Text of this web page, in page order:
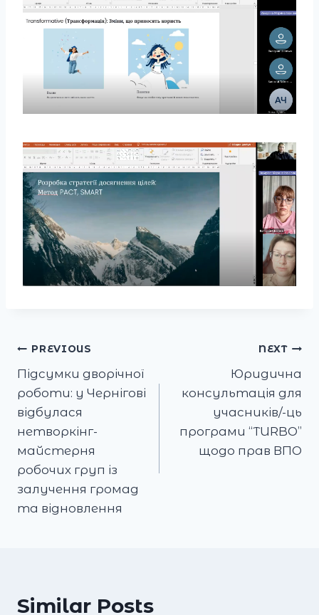
Post
navigation
PREVIOUS
Підсумки дворічної
роботи: у Чернігові
відбулася
нетворкінг-
майстерня
робочих груп із
залучення громад
та відновлення
NEXT
Юридична
консультація для
учасників/-ць
програми “TURBO”
щодо прав ВПО
Similar Posts